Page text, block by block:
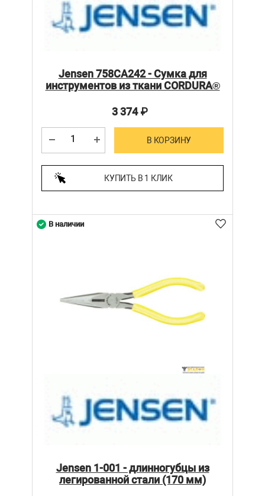
Jensen 758CA242 - Сумка для
инструментов из ткани CORDURA®
3 374₽
В КОРЗИНУ
КУПИТЬ В 1 КЛИК
Jensen 1-001 - длинногубцы из
легированной стали (170 мм)
В наличии